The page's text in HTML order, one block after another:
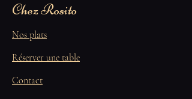
Chez Rosito
Nos plats
Réserver une table
Contact